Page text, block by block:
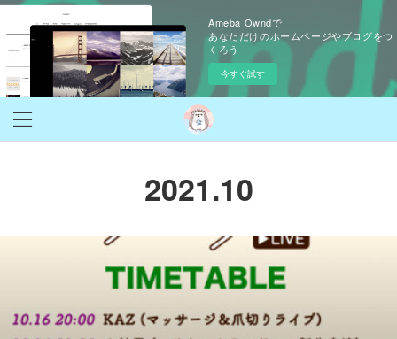
Ameba Owndで
あなただけのホームページやブログをつ
くろう
今すぐ試す
2021.10